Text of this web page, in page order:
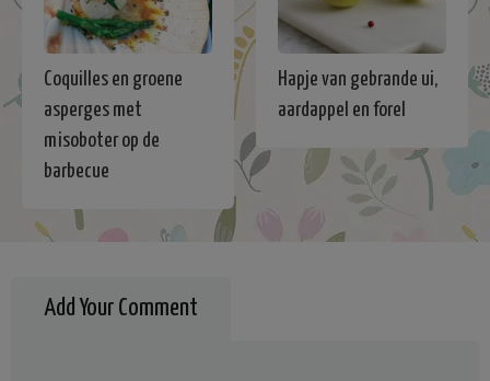
Coquilles en groene
asperges met
misoboter op de
barbecue
Hapje van gebrande ui,
aardappel en forel
Add Your Comment